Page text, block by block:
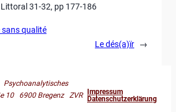
Littoral 31-32, pp 177-186
sans qualité
Le dés(a)ïr
→
Psychoanalytisches
10 6900 Bregenz ZVR
Impressum
Datenschutzerklärung